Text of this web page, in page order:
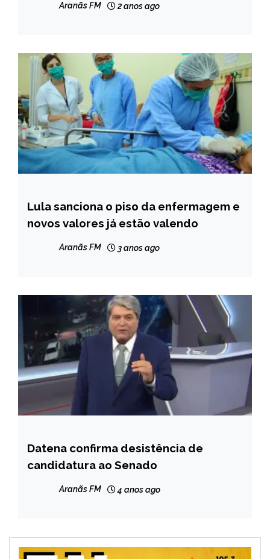
Aranãs FM 2 anos ago
BRASIL
NOTÍCIAS
Lula sanciona o piso da enfermagem e
novos valores já estão valendo
Aranãs FM 3 anos ago
BRASIL
ENTRETENIMENTO
Datena confirma desistência de
candidatura ao Senado
Aranãs FM 4 anos ago